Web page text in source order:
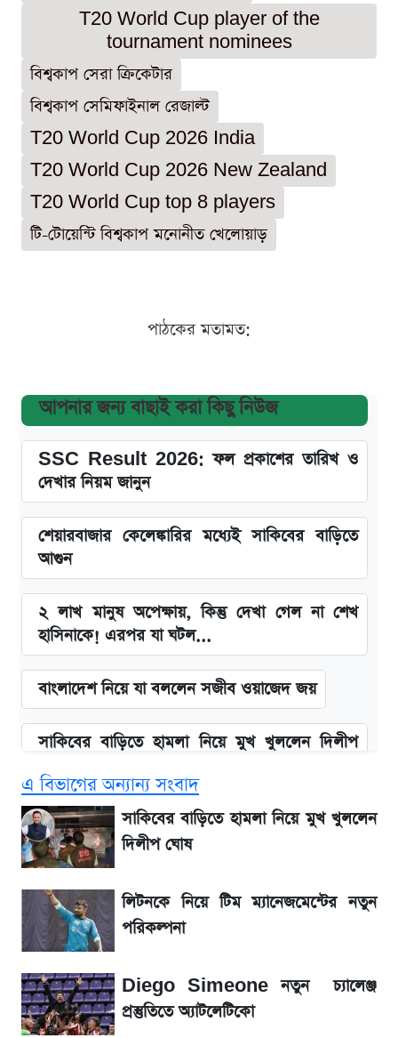
T20 World Cup player of the
tournament nominees
বিশ্বকাপ সেরা ক্রিকেটার
বিশ্বকাপ সেমিফাইনাল রেজাল্ট
T20 World Cup 2026 India
T20 World Cup 2026 New Zealand
T20 World Cup top 8 players
টি-টোয়েন্টি বিশ্বকাপ মনোনীত খেলোয়াড়
পাঠকের মতামত:
আপনার জন্য বাছাই করা কিছু নিউজ
SSC Result 2026: ফল প্রকাশের তারিখ ও
দেখার নিয়ম জানুন
শেয়ারবাজার কেলেঙ্কারির মধ্যেই সাকিবের বাড়িতে
আগুন
২ লাখ মানুষ অপেক্ষায়, কিন্তু দেখা গেল না শেখ
হাসিনাকে! এরপর যা ঘটল...
বাংলাদেশ নিয়ে যা বললেন সজীব ওয়াজেদ জয়
সাকিবের বাড়িতে হামলা নিয়ে মুখ খুললেন দিলীপ
আগামী ৪ দিনের আবহাওয়া নিয়ে বড় সতর্কবার্তা
লিটনকে নিয়ে টিম ম্যানেজমেন্টের নতুন পরিকল্পনা
আগামীকালই স্পষ্ট হবে এসএসসি ফল প্রকাশের
তারিখ
৬ আগস্ট দেশের বাজারে স্বর্ণের দাম
এ বিভাগের অন্যান্য সংবাদ
সাকিবের বাড়িতে হামলা নিয়ে মুখ খুললেন
দিলীপ ঘোষ
লিটনকে নিয়ে টিম ম্যানেজমেন্টের নতুন
পরিকল্পনা
Diego Simeone নতুন চ্যালেঞ্জ
প্রস্তুতিতে অ্যাটলেটিকো